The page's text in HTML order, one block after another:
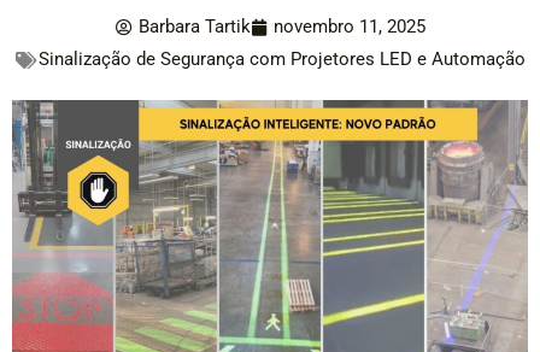
Barbara Tartik
novembro 11, 2025
Sinalização de Segurança com Projetores LED e Automação